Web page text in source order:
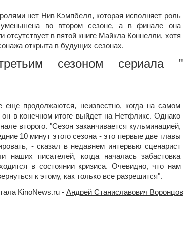
нет Нив Кэмпбелл, которая исполняет роль
во втором сезоне, а в финале она
отсутствует в пятой книге Майкла Коннелли, хотя
открыта в будущих сезонах.
сезоном сериала "
еще продолжаются, неизвестно, когда на самом
в конечном итоге выйдет на Нетфликс. Однако
второго. "Сезон заканчивается кульминацией,
10 минут этого сезона - это первые две главы
- сказал в недавнем интервью сценарист
писателей, когда началась забастовка
в состоянии кризиса. Очевидно, что нам
к этому, как только все разрешится".
KinoNews.ru - Андрей Станиславович Воронцов